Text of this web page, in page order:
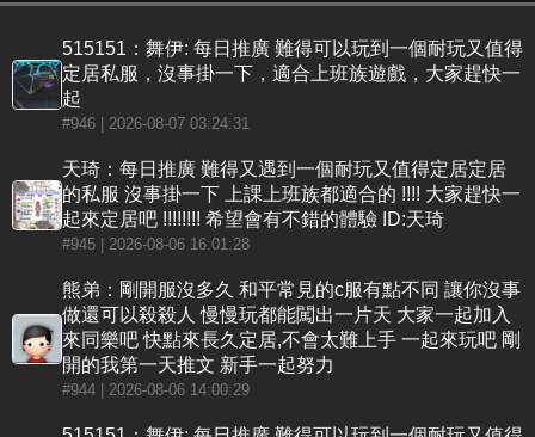
515151：舞伊: 每日推廣 難得可以玩到一個耐玩又值得
定居私服，沒事掛一下，適合上班族遊戲，大家趕快一
起
#946 | 2026-08-07 03:24:31
天琦：每日推廣 難得又遇到一個耐玩又值得定居定居
的私服 沒事掛一下 上課上班族都適合的 !!!! 大家趕快一
起來定居吧 !!!!!!!! 希望會有不錯的體驗 ID:天琦
#945 | 2026-08-06 16:01:28
熊弟：剛開服沒多久 和平常見的c服有點不同 讓你沒事
做還可以殺殺人 慢慢玩都能闖出一片天 大家一起加入
來同樂吧 快點來長久定居,不會太難上手 一起來玩吧 剛
開的我第一天推文 新手一起努力
#944 | 2026-08-06 14:00:29